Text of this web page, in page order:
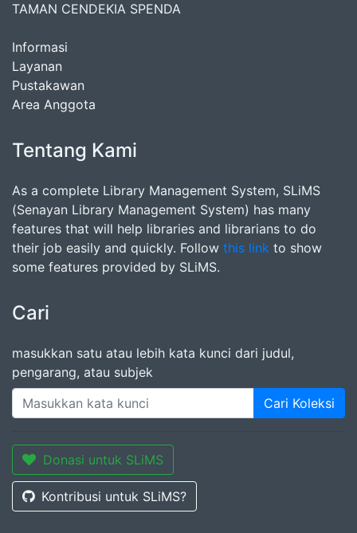
TAMAN CENDEKIA SPENDA
Informasi
Layanan
Pustakawan
Area Anggota
Tentang Kami
As a complete Library Management System, SLiMS
(Senayan Library Management System) has many
features that will help libraries and librarians to do
their job easily and quickly. Follow this link to show
some features provided by SLiMS.
Cari
masukkan satu atau lebih kata kunci dari judul,
pengarang, atau subjek
Cari Koleksi
Donasi untuk SLiMS
Kontribusi untuk SLiMS?